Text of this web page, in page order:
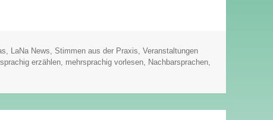
Erfolgsgeschichte
, LaNa News, Stimmen aus der Praxis, Veranstaltungen
erzählen, mehrsprachig vorlesen, Nachbarsprachen,